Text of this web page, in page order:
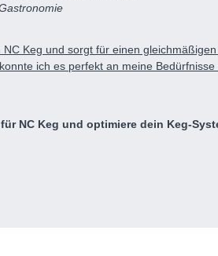
Keg und sorgt für einen
ich es perfekt an meine
NC Keg und optimiere dein Keg-